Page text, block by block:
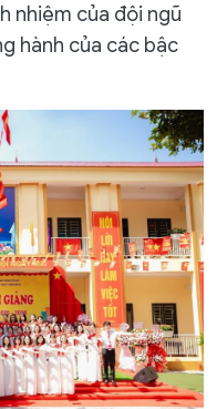
nhiệm của đội ngũ
hành của các bậc